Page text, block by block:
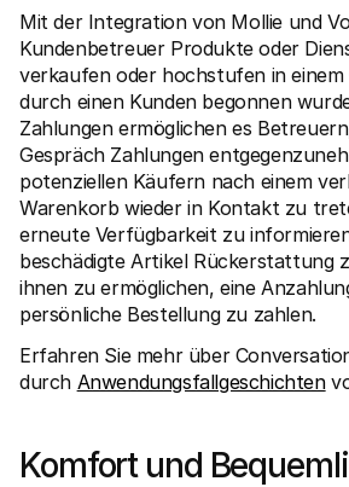
Mit der Integration von Mollie und
Kundenbetreuer Produkte oder
verkaufen oder hochstufen in einem
durch einen Kunden begonnen
Zahlungen ermöglichen es
Gespräch Zahlungen
potenziellen Käufern nach einem
Warenkorb wieder in Kontakt zu
erneute Verfügbarkeit zu
beschädigte Artikel Rückerstattung
ihnen zu ermöglichen, eine
persönliche Bestellung zu zahlen.
Erfahren Sie mehr über
durch Anwendungsfallgeschichten
Komfort und